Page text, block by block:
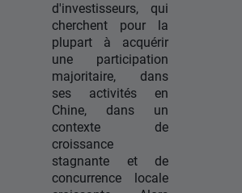
d'investisseurs, qui
cherchent pour la
plupart à acquérir
une participation
majoritaire, dans
ses activités en
Chine, dans un
contexte de
croissance
stagnante et de
concurrence locale